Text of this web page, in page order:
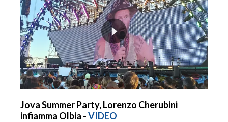
Jova Summer Party, Lorenzo Cherubini
infiamma Olbia -VIDEO